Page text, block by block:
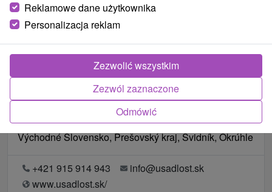
Lokalizacja
Východné Slovensko, Prešovský kraj, Svidník, Okrúhle
+421 915 914 943
info@usadlost.sk
www.usadlost.sk/
Reklamowe dane użytkownika
Personalizacja reklam
Odmówić
Zezwól zaznaczone
Zezwolić wszystkim